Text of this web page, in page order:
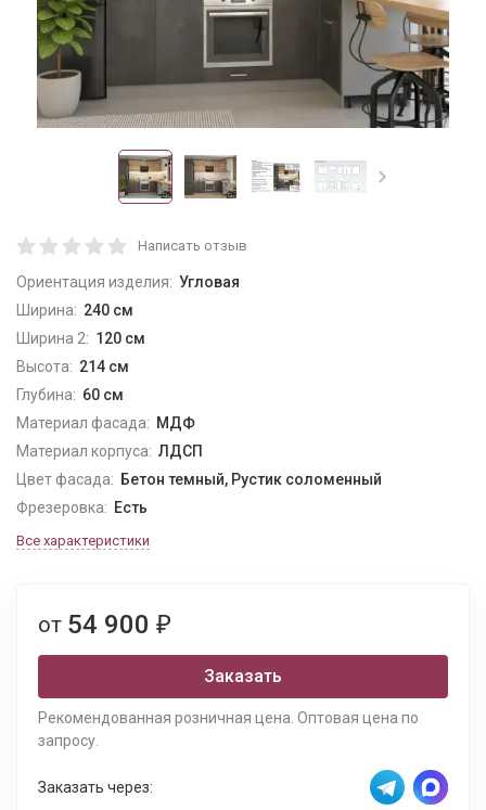
Написать отзыв
Ориентация изделия: Угловая
Ширина: 240 см
Ширина 2: 120 см
Высота: 214 см
Глубина: 60 см
Материал фасада: МДФ
Материал корпуса: ЛДСП
Цвет фасада:
Бетон темный, Рустик соломенный
Фрезеровка: Есть
Все характеристики
от 54 900 ₽
Заказать
Рекомендованная розничная цена. Оптовая цена по
запросу.
Заказать через: